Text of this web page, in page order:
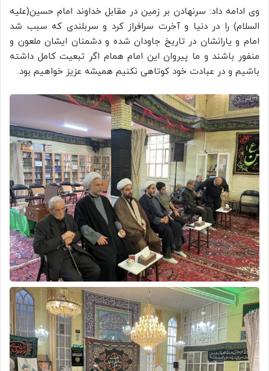
وی ادامه داد: سرنهادن بر زمین در مقابل خداوند امام حسین(علیه
السلام) را در دنیا و آخرت سرافراز کرد و سربلندی که سبب شد
امام و یارانشان در تاریخ جاودان شده و دشمنان ایشان ملعون و
منفور باشند و ما پیروان این امام همام اگر تبعیت کامل داشته
باشیم و در عبادت خود کوتاهی نکنیم همیشه عزیز خواهیم بود.